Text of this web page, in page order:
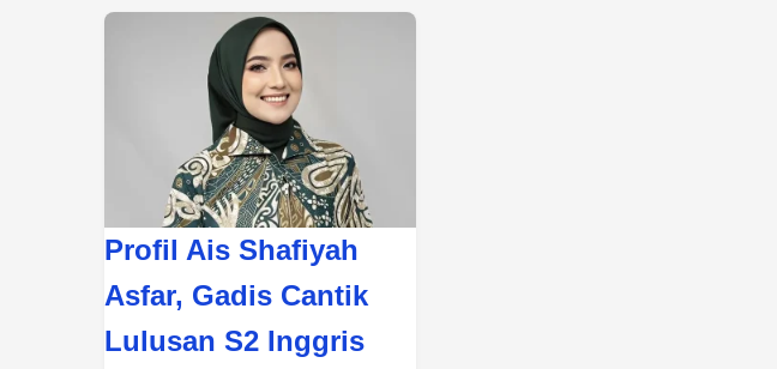
Profil Ais Shafiyah
Asfar, Gadis Cantik
Lulusan S2 Inggris